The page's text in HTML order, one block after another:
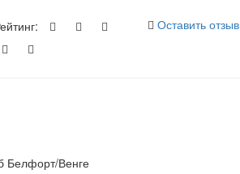
Оставить отзыв
Белфорт/Венге